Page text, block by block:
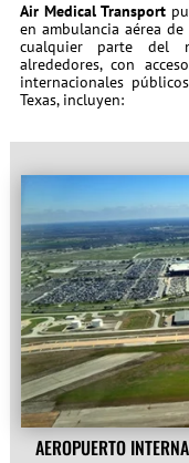
Air Medical Transport
en ambulancia aérea
cualquier parte del
alrededores, con
internacionales
Texas, incluyen:
AEROPUERTO